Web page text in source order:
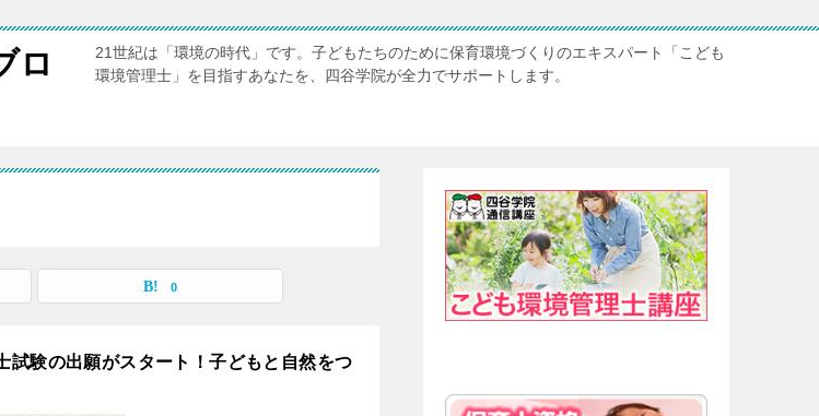
ロ
21世紀は「環境の時代」です。子どもたちのために保育環境づくりのエキスパート「こども
環境管理士」を目指すあなたを、四谷学院が全力でサポートします。
0
試験の出願がスタート！子どもと自然をつ